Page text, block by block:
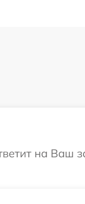
на Ваш